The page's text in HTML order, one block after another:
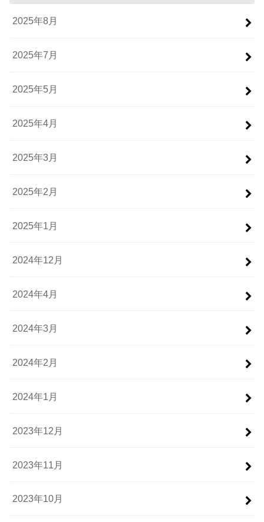
2025年8月
2025年7月
2025年5月
2025年4月
2025年3月
2025年2月
2025年1月
2024年12月
2024年4月
2024年3月
2024年2月
2024年1月
2023年12月
2023年11月
2023年10月